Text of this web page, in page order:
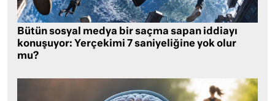
Bütün sosyal medya bir saçma sapan iddiayı
konuşuyor: Yerçekimi 7 saniyeliğine yok olur
mu?